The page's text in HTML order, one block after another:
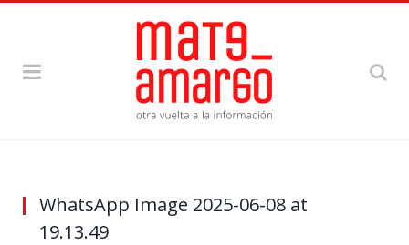
WhatsApp Image 2025-06-08 at
19.13.49